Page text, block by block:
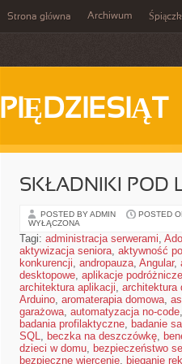
Strona główna Archiwum
PIĘDZIESIĄT
SKŁADNIKI POD
POSTED BY ADMIN POSTED
WYŁĄCZONA
Tagi: administracja serwerami,
aktywizacja seniora, aktywność
konkurencji, andropauza, Angular,
desktopowe, aplikacje podróżnicze
architektura aplikacji, architektura
Arduino, aromaterapia domowa,
garażowa, automatyzacja no-code,
badania profilaktyczne, badanie
SQL, beczka na deszczówkę,
dzieci w domu, bezpieczeństwo
bezpieczne wiercenie, bieganie